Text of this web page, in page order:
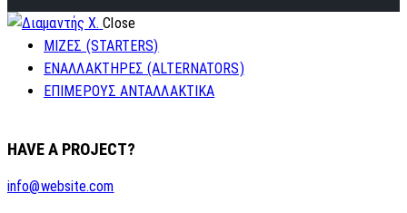
Close
ΜΙΖΕΣ (STARTERS)
ΕΝΑΛΛΑΚΤΗΡΕΣ (ALTERNATORS)
ΕΠΙΜΕΡΟΥΣ ΑΝΤΑΛΛΑΚΤΙΚΑ
HAVE A PROJECT?
info@website.com